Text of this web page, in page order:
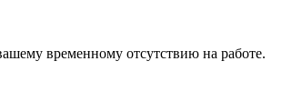
временному отсутствию на работе.